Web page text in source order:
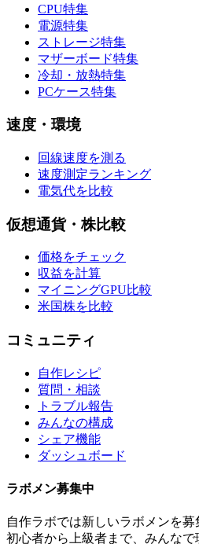
CPU特集
電源特集
ストレージ特集
マザーボード特集
冷却・放熱特集
PCケース特集
速度・環境
回線速度を測る
速度測定ランキング
電気代を比較
仮想通貨・株比較
価格をチェック
収益を計算
マイニングGPU比較
米国株を比較
コミュニティ
自作レシピ
質問・相談
トラブル報告
みんなの構成
シェア機能
ダッシュボード
ラボメン募集中
自作ラボでは新しいラボメンを募
初心者から上級者まで、みんなで